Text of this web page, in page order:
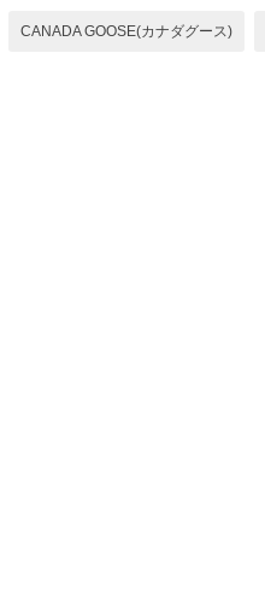
CANADA GOOSE(カナダグース)